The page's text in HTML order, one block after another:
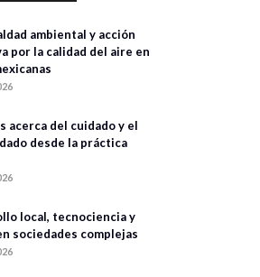
ambiental y acción
por la calidad del aire en
acerca del cuidado y el
desde la práctica
local, tecnociencia y
sociedades complejas